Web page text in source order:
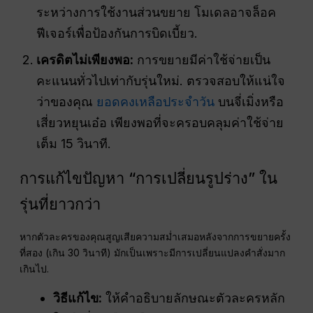
ระหว่างการใช้งานส่วนขยาย โมเดลอาจล็อค
ฟีเจอร์เพื่อป้องกันการบิดเบี้ยว.
เครดิตไม่เพียงพอ: การขยายมีค่าใช้จ่ายเป็น
คะแนนทั่วไปเท่ากับรุ่นใหม่. ตรวจสอบให้แน่ใจ
ว่าของคุณ ยอดคงเหลือประจำวัน บนจี่เมิ่งหรือ
เสี่ยวหยุนเอ๋อ เพียงพอที่จะครอบคลุมค่าใช้จ่าย
เต็ม 15 วินาที.
การแก้ไขปัญหา “การเปลี่ยนรูปร่าง” ใน
รุ่นที่ยาวกว่า
หากตัวละครของคุณสูญเสียความสม่ำเสมอหลังจากการขยายครั้ง
ที่สอง (เกิน 30 วินาที) มักเป็นเพราะมีการเปลี่ยนแปลงคำสั่งมาก
เกินไป.
วิธีแก้ไข: ให้คำอธิบายลักษณะตัวละครหลัก